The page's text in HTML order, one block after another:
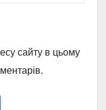
сайту в цьому